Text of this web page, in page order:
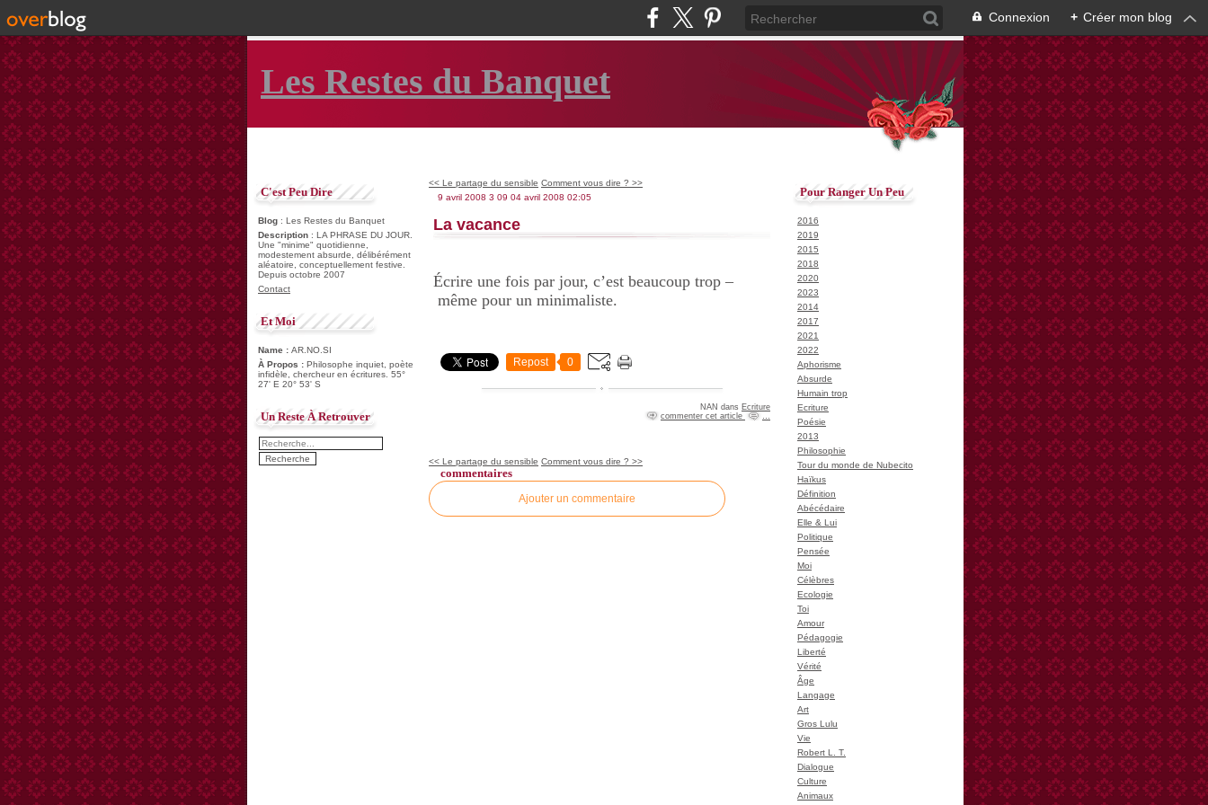
Connexion + Créer mon blog
Les Restes du Banquet
C'est Peu Dire
Blog : Les Restes du Banquet
Description : LA PHRASE DU JOUR.
Une "minime" quotidienne,
modestement absurde, délibérément
aléatoire, conceptuellement festive.
Depuis octobre 2007
Contact
Et Moi
Name : AR.NO.SI
À Propos : Philosophe inquiet, poète
infidèle, chercheur en écritures. 55°
27' E 20° 53' S
Un Reste À Retrouver
<< Le partage du sensible Comment vous dire ? >>
9 avril 2008 3 09 04 avril 2008 02:05
La vacance
Écrire une fois par jour, c’est beaucoup trop –
même pour un minimaliste.
Repost 0
NAN dans Ecriture
commenter cet article
<< Le partage du sensible Comment vous dire ? >>
commentaires
Ajouter un commentaire
Pour Ranger Un Peu
2016
2019
2015
2018
2020
2023
2014
2017
2021
2022
Aphorisme
Absurde
Humain trop
Ecriture
Poésie
2013
Philosophie
Tour du monde de Nubecito
Haïkus
Définition
Abécédaire
Elle & Lui
Politique
Pensée
Moi
Célèbres
Ecologie
Toi
Amour
Pédagogie
Liberté
Vérité
Âge
Langage
Art
Gros Lulu
Vie
Robert L. T.
Dialogue
Culture
Animaux